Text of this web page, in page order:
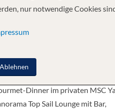
Stunden Butler- &
Poolbereich mit
Grill & Bar
Dinner im privaten MSC
Top Sail Lounge mit Bar,
nur notwendige Cookies
Ablehnen